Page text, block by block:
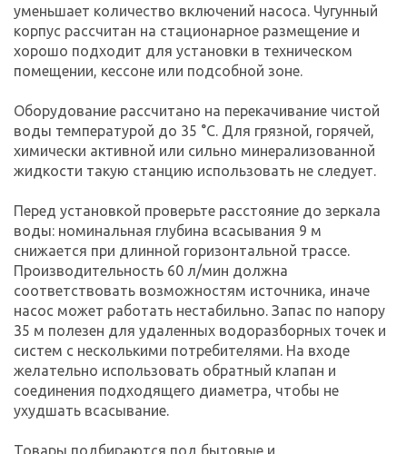
уменьшает количество включений насоса. Чугунный
корпус рассчитан на стационарное размещение и
хорошо подходит для установки в техническом
помещении, кессоне или подсобной зоне.
Оборудование рассчитано на перекачивание чистой
воды температурой до 35 °C. Для грязной, горячей,
химически активной или сильно минерализованной
жидкости такую станцию использовать не следует.
Перед установкой проверьте расстояние до зеркала
воды: номинальная глубина всасывания 9 м
снижается при длинной горизонтальной трассе.
Производительность 60 л/мин должна
соответствовать возможностям источника, иначе
насос может работать нестабильно. Запас по напору
35 м полезен для удаленных водоразборных точек и
систем с несколькими потребителями. На входе
желательно использовать обратный клапан и
соединения подходящего диаметра, чтобы не
ухудшать всасывание.
Товары подбираются под бытовые и